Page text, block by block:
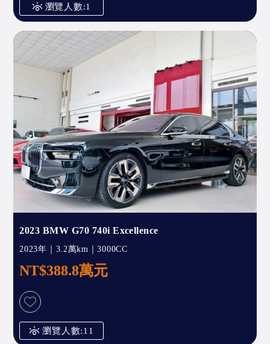
瀏覽人數:1
2023 BMW G70 740i Excellence
2023年｜3.2萬km｜3000CC
NT$388.8萬元
瀏覽人數:11